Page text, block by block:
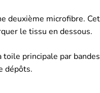
deuxième microfibre.
le tissu en dessous.
principale par
dépôts.